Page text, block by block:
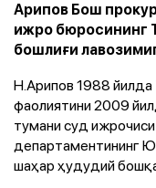
Арипов Бош
ижро бюросининг
бошлиғи
Н.Арипов 1988
фаолиятини 2009
тумани суд
департаментининг
шаҳар ҳудудий